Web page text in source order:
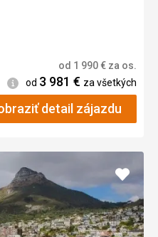
od 1 990€ za os.
Informácie
od 3 981 € za všetkých
detail zájazdu
Pridať
do